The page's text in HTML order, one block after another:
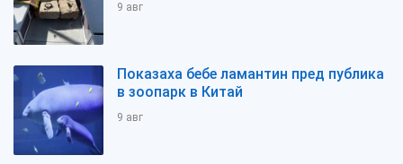
9 авг
Показаха бебе ламантин пред публика
в зоопарк в Китай
9 авг